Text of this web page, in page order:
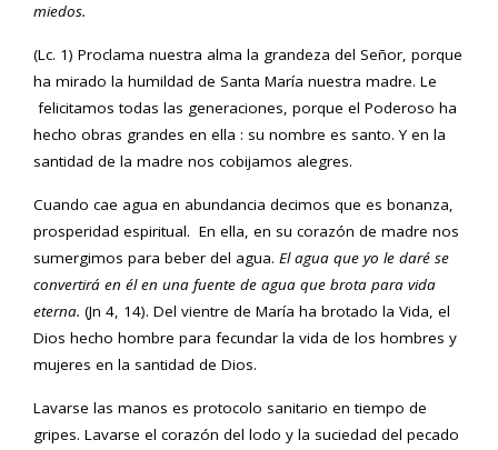
miedos.
(Lc. 1) Proclama nuestra alma la grandeza del Señor, porque
ha mirado la humildad de Santa María nuestra madre. Le
felicitamos todas las generaciones, porque el Poderoso ha
hecho obras grandes en ella : su nombre es santo. Y en la
santidad de la madre nos cobijamos alegres.
Cuando cae agua en abundancia decimos que es bonanza,
prosperidad espiritual. En ella, en su corazón de madre nos
sumergimos para beber del agua. El agua que yo le daré se
convertirá en él en una fuente de agua que brota para vida
eterna. (Jn 4, 14). Del vientre de María ha brotado la Vida, el
Dios hecho hombre para fecundar la vida de los hombres y
mujeres en la santidad de Dios.
Lavarse las manos es protocolo sanitario en tiempo de
gripes. Lavarse el corazón del lodo y la suciedad del pecado